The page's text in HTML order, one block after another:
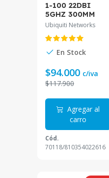
1-100 22DBI
5GHZ 300MM
POWERBEAM
POE24V PBE-M5-
300.
Ubiquiti Networks
En Stock
$94.000 c/iva
$117.900
Agregar al
carro
Cód.
70118/810354022616